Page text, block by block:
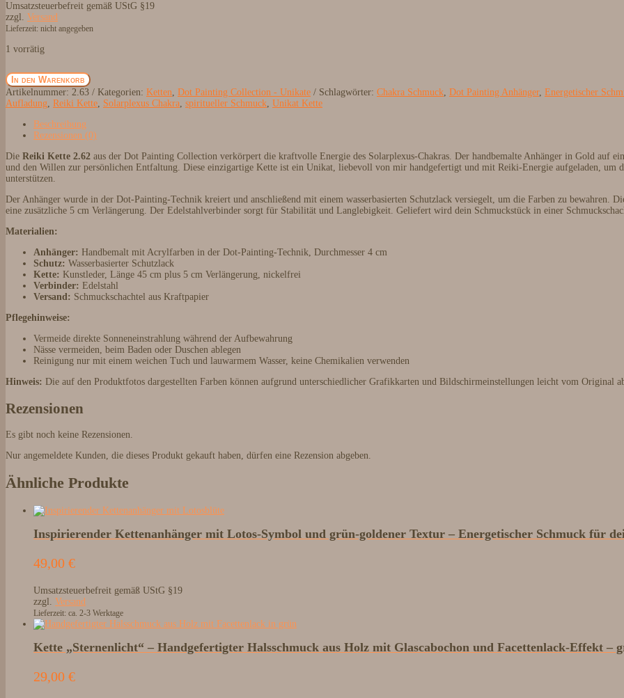
Umsatzsteuerbefreit gemäß UStG §19
zzgl. Versand
Lieferzeit: nicht angegeben
1 vorrätig
Reiki
Kette
Solarplexus-
Chakra
Collection,
Unikat
Menge
In den Warenkorb
Artikelnummer: 2.63 Kategorien: Ketten, Dot Painting Collection - Unikate Schlagwörter: Chakra Schmuck, Dot Painting Anhänger, Energetischer
Aufladung, Reiki Kette, Solarplexus Chakra, spiritueller Schmuck, Unikat Kette
Beschreibung
Rezensionen (0)
Die Reiki Kette 2.62 aus der Dot Painting Collection verkörpert die kraftvolle Energie des Solarplexus-Chakras. Der handbemalte Anhänger in Gold auf
und den Willen zur persönlichen Entfaltung. Diese einzigartige Kette ist ein Unikat, liebevoll von mir handgefertigt und mit Reiki-Energie aufgeladen, um
unterstützen.
Der Anhänger wurde in der Dot-Painting-Technik kreiert und anschließend mit einem wasserbasierten Schutzlack versiegelt, um die Farben zu bewahren.
eine zusätzliche 5 cm Verlängerung. Der Edelstahlverbinder sorgt für Stabilität und Langlebigkeit. Geliefert wird dein Schmuckstück in einer
Materialien:
Anhänger: Handbemalt mit Acrylfarben in der Dot-Painting-Technik, Durchmesser 4 cm
Schutz: Wasserbasierter Schutzlack
Kette: Kunstleder, Länge 45 cm plus 5 cm Verlängerung, nickelfrei
Verbinder: Edelstahl
Versand: Schmuckschachtel aus Kraftpapier
Pflegehinweise:
Vermeide direkte Sonneneinstrahlung während der Aufbewahrung
Nässe vermeiden, beim Baden oder Duschen ablegen
Reinigung nur mit einem weichen Tuch und lauwarmem Wasser, keine Chemikalien verwenden
Hinweis: Die auf den Produktfotos dargestellten Farben können aufgrund unterschiedlicher Grafikkarten und Bildschirmeinstellungen leicht vom Original
Rezensionen
Es gibt noch keine Rezensionen.
Nur angemeldete Kunden, die dieses Produkt gekauft haben, dürfen eine Rezension abgeben.
Ähnliche Produkte
Inspirierender Kettenanhänger mit Lotos-Symbol und grün-goldener Textur – Energetischer Schmuck für
49,00 €
Umsatzsteuerbefreit gemäß UStG §19
zzgl. Versand
Lieferzeit: ca. 2-3 Werktage
Kette „Sternenlicht“ – Handgefertigter Halsschmuck aus Holz mit Glascabochon und Facettenlack-Effekt –
29,00 €